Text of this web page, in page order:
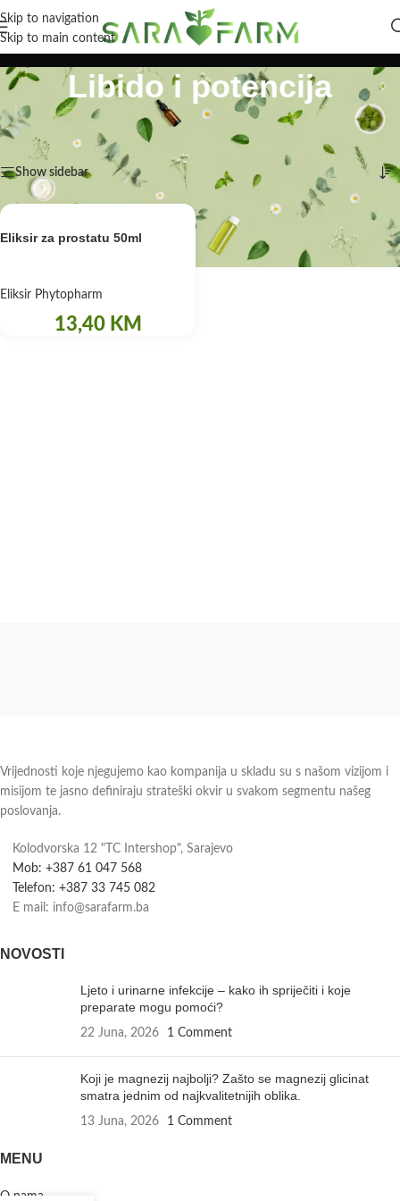
Skip to navigation
Skip to main content
Libido i potencija
Početna Zdravlje/Zdravlje muškarca /Libido i potencija
Prikazuje se jedan rezultat
Show sidebar
Eliksir za prostatu 50ml
Eliksir Phytopharm
13,40 KM
Vrijednosti koje njegujemo kao kompanija u skladu su s našom vizijom i
misijom te jasno definiraju strateški okvir u svakom segmentu našeg
poslovanja.
Kolodvorska 12 "TC Intershop", Sarajevo
Mob: +387 61 047 568
Telefon: +387 33 745 082
E mail: info@sarafarm.ba
NOVOSTI
Ljeto i urinarne infekcije – kako ih spriječiti i koje
preparate mogu pomoći?
22 Juna, 2026 1 Comment
Koji je magnezij najbolji? Zašto se magnezij glicinat
smatra jednim od najkvalitetnijih oblika.
13 Juna, 2026 1 Comment
MENU
O nama